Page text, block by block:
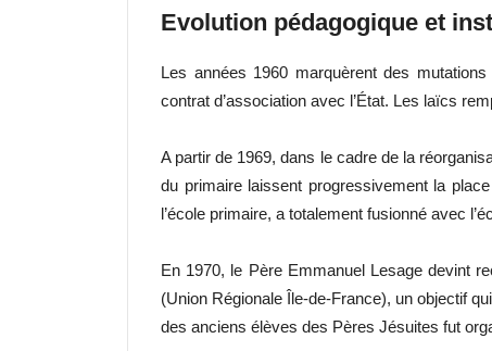
Evolution pédagogique et
Les années 1960 marquèrent des
contrat d’association avec l’État. Les laïcs
A partir de 1969, dans le cadre de la
du primaire laissent progressivement la
l’école primaire, a totalement fusionné avec
En 1970, le Père Emmanuel Lesage devint
(Union Régionale Île-de-France), un objectif
des anciens élèves des Pères Jésuites fut